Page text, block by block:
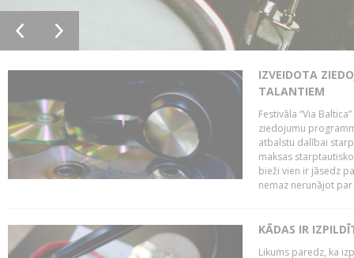
IZVEIDOTA
TALANTIEM
Festivāla “Via
ziedojumu
atbalstu dalībai
maksas
bieži vien ir jāsedz
nemaz nerunājot
KĀDAS IR
Likums paredz, ka